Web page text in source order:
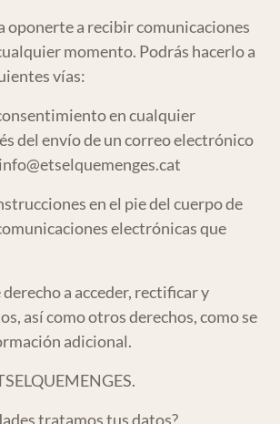
oponerte a recibir comunicaciones
momento. Podrás hacerlo a
vías:
en cualquier
del envío de un correo electrónico
info@etselquemenges.cat
en el pie del cuerpo de
electrónicas que
a acceder, rectificar y
así como otros derechos, como se
adicional.
tratamos tus datos?